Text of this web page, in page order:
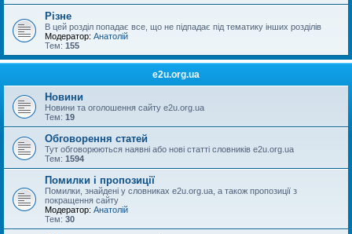
Різне
В цей розділ попадає все, що не підпадає під тематику інших розділів
Модератор: Анатолій
Тем: 155
e2u.org.ua
Новини
Новини та оголошення сайту e2u.org.ua
Тем: 19
Обговорення статей
Тут обговорюються наявні або нові статті словників e2u.org.ua
Тем: 1594
Помилки і пропозиції
Помилки, знайдені у словниках e2u.org.ua, а також пропозиції з
покращення сайту
Модератор: Анатолій
Тем: 30